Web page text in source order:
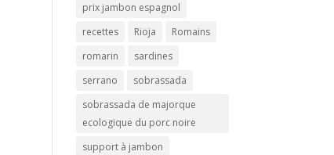
prix jambon espagnol
recettes
Rioja
Romains
romarin
sardines
serrano
sobrassada
sobrassada de majorque
ecologique du porc noire
support à jambon